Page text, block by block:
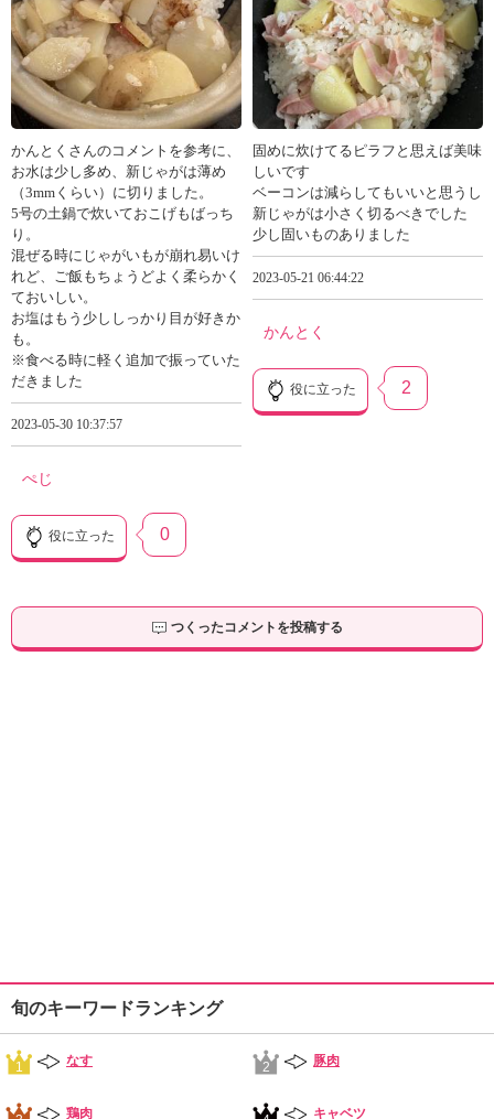
かんとくさんのコメントを参考に、
お水は少し多め、新じゃがは薄め
（3mmくらい）に切りました。
5号の土鍋で炊いておこげもばっち
り。
混ぜる時にじゃがいもが崩れ易いけ
れど、ご飯もちょうどよく柔らかく
ておいしい。
お塩はもう少ししっかり目が好きか
も。
※食べる時に軽く追加で振っていた
だきました
2023-05-30 10:37:57
ぺじ
役に立った 0
固めに炊けてるピラフと思えば美味
しいです
ベーコンは減らしてもいいと思うし
新じゃがは小さく切るべきでした
少し固いものありました
2023-05-21 06:44:22
かんとく
役に立った 2
つくったコメントを投稿する
旬のキーワードランキング
1 なす 2 豚肉
鶏肉 キャベツ